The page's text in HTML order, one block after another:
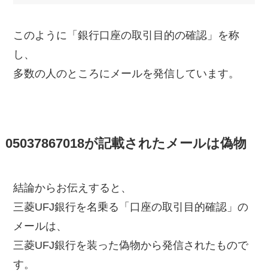
このように「銀行口座の取引目的の確認」を称
し、
多数の人のところにメールを発信しています。
05037867018が記載されたメールは偽物
結論からお伝えすると、
三菱UFJ銀行を名乗る「口座の取引目的確認」の
メールは、
三菱UFJ銀行を装った偽物から発信されたもので
す。